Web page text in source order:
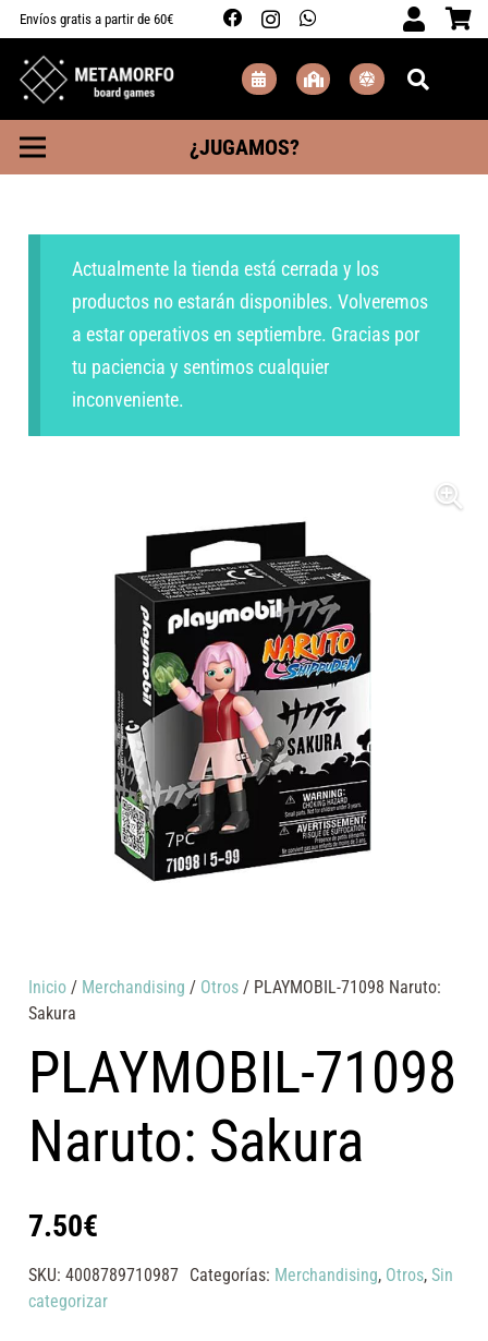
Envíos gratis a partir de 60€
¿JUGAMOS?
Actualmente la tienda está cerrada y los
productos no estarán disponibles. Volveremos
a estar operativos en septiembre. Gracias por
tu paciencia y sentimos cualquier
inconveniente.
Inicio / Merchandising / Otros / PLAYMOBIL-71098 Naruto:
Sakura
PLAYMOBIL-71098
Naruto: Sakura
7.50€
SKU:4008789710987 Categorías: Merchandising, Otros, Sin
categorizar